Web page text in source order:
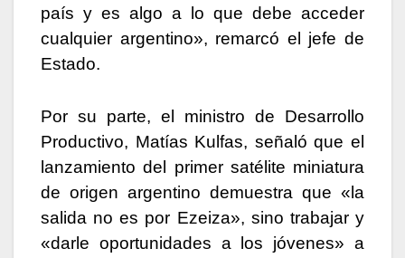
país y es algo a lo que debe acceder
cualquier argentino», remarcó el jefe de
Estado.
Por su parte, el ministro de Desarrollo
Productivo, Matías Kulfas, señaló que el
lanzamiento del primer satélite miniatura
de origen argentino demuestra que «la
salida no es por Ezeiza», sino trabajar y
«darle oportunidades a los jóvenes» a